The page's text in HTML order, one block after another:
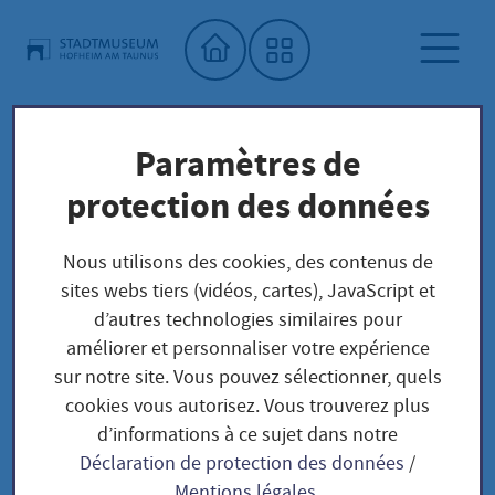
Accueil"
Musée municipal
Kalender Stadtmuseum Hofheim
Familienzeit: Jim Dine - Chasing scale and color
Familienzeit: Jim Dine
- Chasing scale and
Paramètres de
protection des données
Nous utilisons des cookies, des contenus de
sites webs tiers (vidéos, cartes), JavaScript et
d’autres technologies similaires pour
améliorer et personnaliser votre expérience
sur notre site. Vous pouvez sélectionner, quels
cookies vous autorisez. Vous trouverez plus
d’informations à ce sujet dans notre
Déclaration de protection des données /